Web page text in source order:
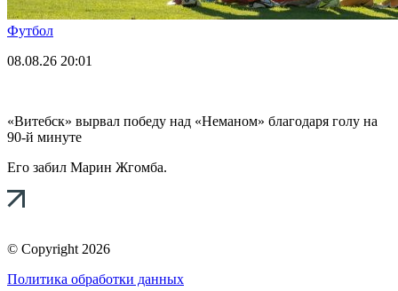
Футбол
08.08.26 20:01
«Витебск» вырвал победу над «Неманом» благодаря голу на
90-й минуте
Его забил Марин Жгомба.
© Copyright 2026
Политика обработки данных